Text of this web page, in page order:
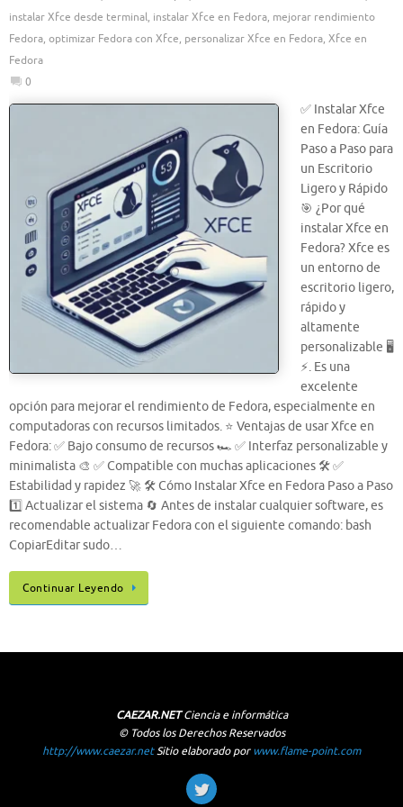
instalar Xfce desde terminal, instalar Xfce en Fedora, mejorar rendimiento
Fedora, optimizar Fedora con Xfce, personalizar Xfce en Fedora, Xfce en
Fedora
0
✅ Instalar Xfce
en Fedora: Guía
Paso a Paso para
un Escritorio
Ligero y Rápido
🎯 ¿Por qué
instalar Xfce en
Fedora? Xfce es
un entorno de
escritorio ligero,
rápido y
altamente
personalizable 🖥️
⚡. Es una
excelente
opción para mejorar el rendimiento de Fedora, especialmente en
computadoras con recursos limitados. ⭐ Ventajas de usar Xfce en
Fedora: ✅ Bajo consumo de recursos 🏎️ ✅ Interfaz personalizable y
minimalista 🎨 ✅ Compatible con muchas aplicaciones 🛠️ ✅
Estabilidad y rapidez 🚀 🛠️ Cómo Instalar Xfce en Fedora Paso a Paso
1️⃣ Actualizar el sistema 🔄 Antes de instalar cualquier software, es
recomendable actualizar Fedora con el siguiente comando: bash
CopiarEditar sudo…
Continuar Leyendo
CAEZAR.NETCiencia e informática
© Todos los Derechos Reservados
http://www.caezar.netSitio elaborado porwww.flame-point.com